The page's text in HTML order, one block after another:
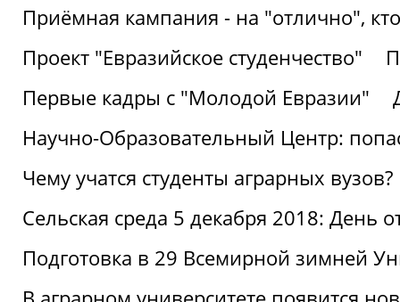
Приёмная кампания - на "отлично",
Проект "Евразийское студенчество"
Первые кадры с "Молодой Евразии"
Научно-Образовательный Центр:
Чему учатся студенты аграрных вузов?
Сельская среда 5 декабря 2018: День
Подготовка в 29 Всемирной зимней